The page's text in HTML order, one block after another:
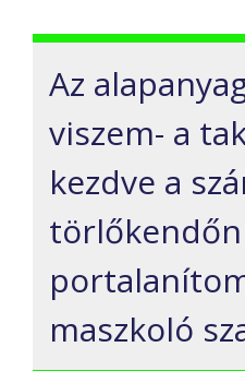
Az
viszem- a
kezdve a
maszkoló